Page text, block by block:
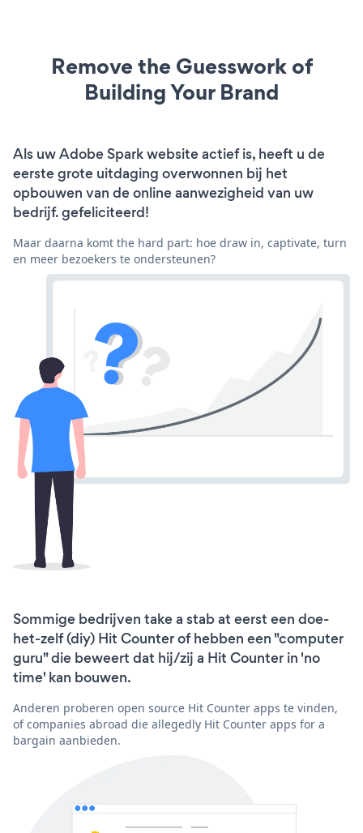
Remove the Guesswork of
Building Your Brand
Als uw Adobe Spark website actief is, heeft u de
eerste grote uitdaging overwonnen bij het
opbouwen van de online aanwezigheid van uw
bedrijf. gefeliciteerd!
Maar daarna komt the hard part: hoe draw in, captivate, turn
en meer bezoekers te ondersteunen?
Sommige bedrijven take a stab at eerst een doe-
het-zelf (diy) Hit Counter of hebben een "computer
guru" die beweert dat hij/zij a Hit Counter in 'no
time' kan bouwen.
Anderen proberen open source Hit Counter apps te vinden,
of companies abroad die allegedly Hit Counter apps for a
bargain aanbieden.